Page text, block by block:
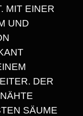
MIT EINER
UND
DER
SÄUME